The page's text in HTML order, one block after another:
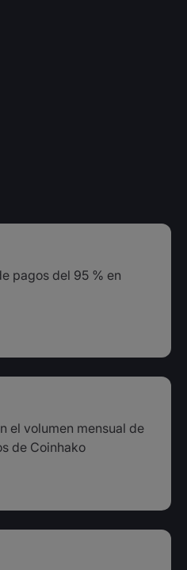
pagos del 95 % en
el volumen mensual de
de Coinhako